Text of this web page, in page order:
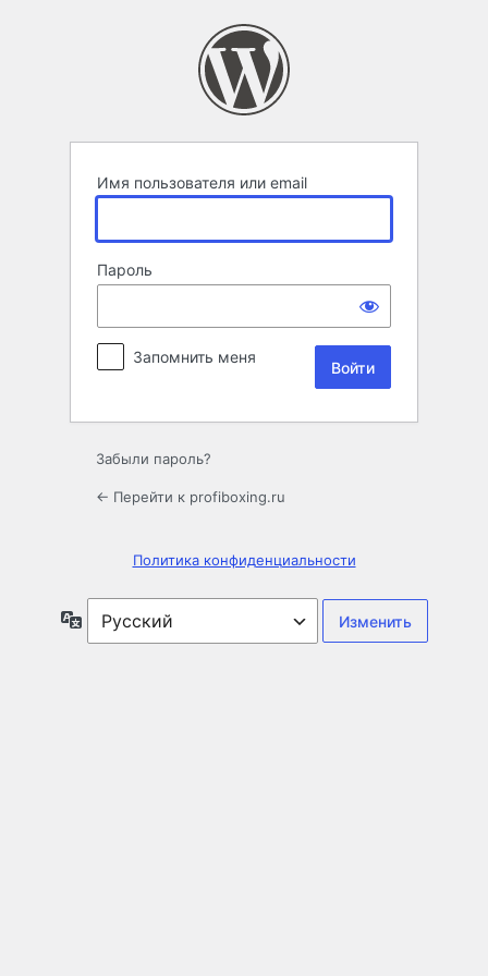
Имя пользователя или email
Пароль
Запомнить меня
Забыли пароль?
← Перейти к profiboxing.ru
Политика конфиденциальности
Язык